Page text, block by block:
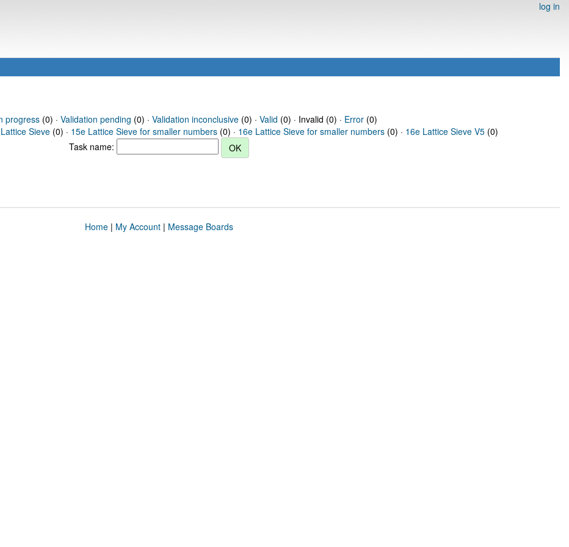
log in
progress(0) · Validation pending (0) · Validation inconclusive(0) · Valid (0) · Invalid (0) · Error(0)
Sieve (0) · 15e Lattice Sieve for smaller numbers (0) · 16e Lattice Sieve for smaller numbers (0) · 16e Lattice Sieve V5 (0)
Task name:
Home| My Account| Message Boards